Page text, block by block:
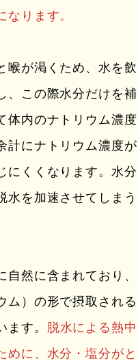
なります。
喉が渇くため、水を飲
、この際水分だけを補
体内のナトリウム濃度
計にナトリウム濃度が
にくくなります。水分
水を加速させてしまう
然に含まれており、
ム）の形で摂取される
ます。 脱水による熱中
めに、水分・塩分がと